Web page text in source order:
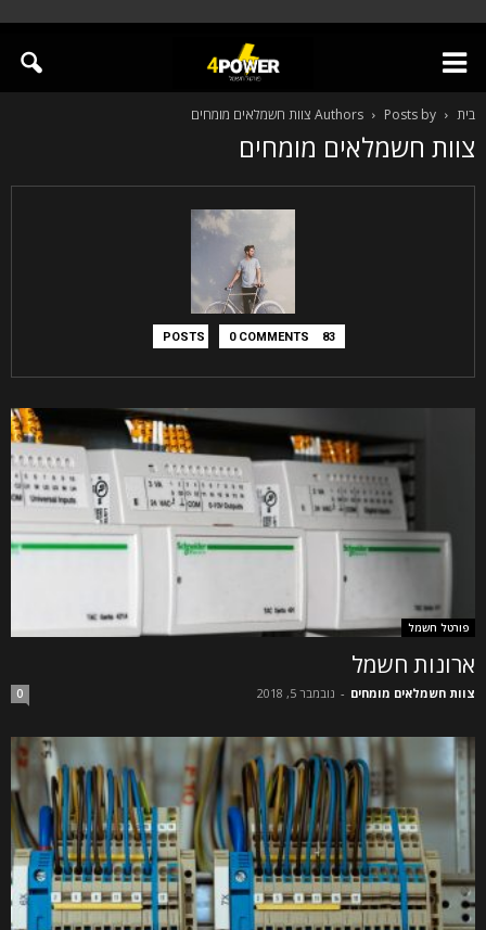
בית Authors Posts by צוות חשמלאים מומחים
צוות חשמלאים מומחים
83 POSTS
0 COMMENTS
פורטל חשמל
ארונות חשמל
צוות חשמלאים מומחים - נובמבר 5, 2018 0